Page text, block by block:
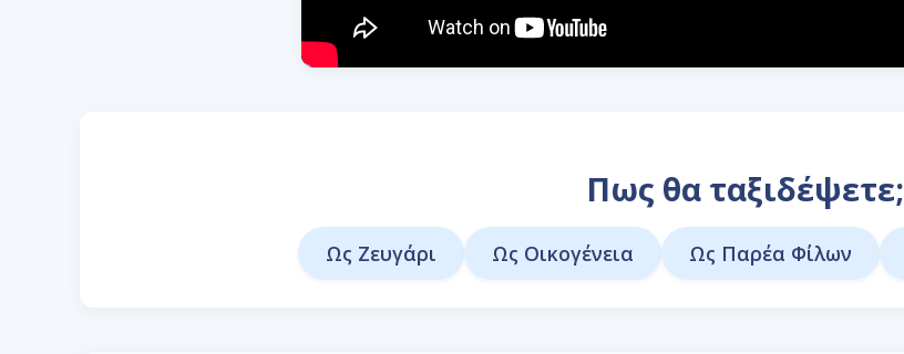
Πως θα ταξιδέψετε;
Ως Ζευγάρι Ως Οικογένεια Ως Παρέα Φίλων